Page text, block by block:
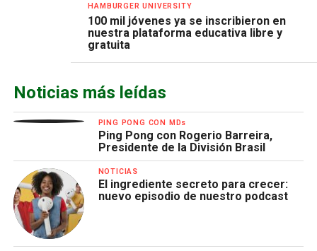
HAMBURGER UNIVERSITY
100 mil jóvenes ya se inscribieron en
nuestra plataforma educativa libre y
gratuita
Noticias más leídas
PING PONG CON MDs
Ping Pong con Rogerio Barreira,
Presidente de la División Brasil
NOTICIAS
El ingrediente secreto para crecer:
nuevo episodio de nuestro podcast